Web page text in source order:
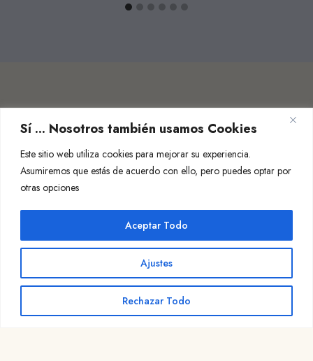
Sí ... Nosotros también usamos Cookies
Este sitio web utiliza cookies para mejorar su experiencia.
Asumiremos que estás de acuerdo con ello, pero puedes optar por
otras opciones
Ajustes
Rechazar Todo
Aceptar Todo